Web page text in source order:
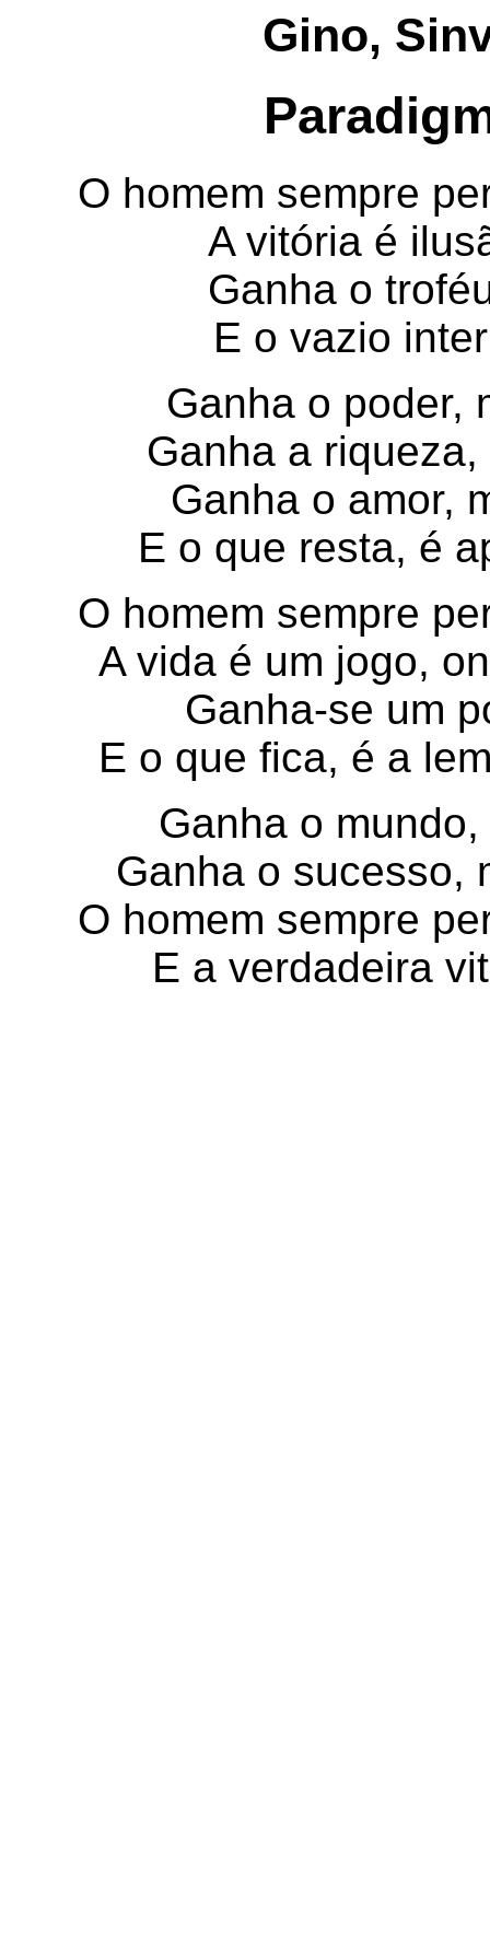
Gino,
O homem sempre
A vitória é
Ganha o
E o vazio
Ganha o poder,
Ganha a
Ganha o amor,
E o que resta, é
O homem sempre
A vida é um jogo,
Ganha-se um
E o que fica, é a
Ganha o
Ganha o sucesso,
O homem sempre
E a verdadeira